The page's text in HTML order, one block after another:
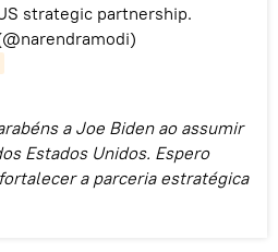
strategic partnership.
a Joe Biden ao assumir
Estados Unidos. Espero
a parceria estratégica